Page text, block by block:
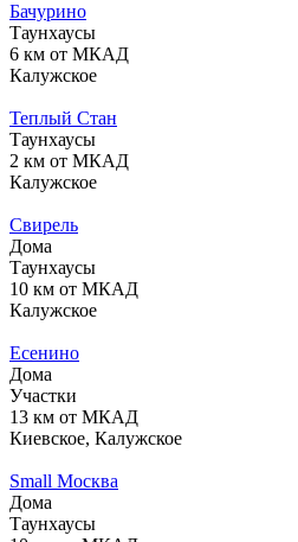
Бачурино
Таунхаусы
6 км от МКАД
Калужское
Теплый Стан
Таунхаусы
2 км от МКАД
Калужское
Свирель
Дома
Таунхаусы
10 км от МКАД
Калужское
Есенино
Дома
Участки
13 км от МКАД
Киевское, Калужское
Small Москва
Дома
Таунхаусы